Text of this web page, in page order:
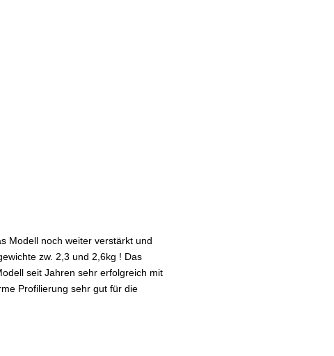
Modell noch weiter verstärkt und
zw. 2,3 und 2,6kg ! Das
seit Jahren sehr erfolgreich mit
Profilierung sehr gut für die